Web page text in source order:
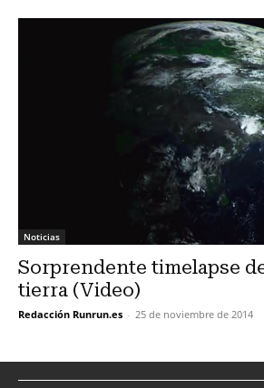
Noticias
Sorprendente timelapse
tierra (Video)
Redacción Runrun.es - 25 de noviembre de 2014